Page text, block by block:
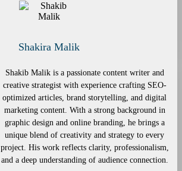
Shakira Malik
Shakib Malik is a passionate content writer and
creative strategist with experience crafting SEO-
optimized articles, brand storytelling, and digital
marketing content. With a strong background in
graphic design and online branding, he brings a
unique blend of creativity and strategy to every
project. His work reflects clarity, professionalism,
and a deep understanding of audience connection.